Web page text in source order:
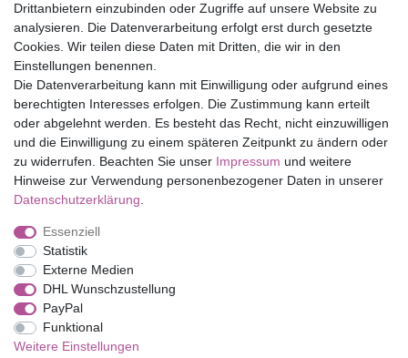
Top Marken
Eduplay
Folia Bringmann
Shop
Mein Konto
Service
Versandkosten
Impressum
Barrierefreiheitserklärung
Drittanbietern einzubinden oder Zugriffe auf unsere Website zu
analysieren. Die Datenverarbeitung erfolgt erst durch gesetzte
Cookies. Wir teilen diese Daten mit Dritten, die wir in den
Einstellungen benennen.
Die Datenverarbeitung kann mit Einwilligung oder aufgrund eines
berechtigten Interesses erfolgen. Die Zustimmung kann erteilt
oder abgelehnt werden. Es besteht das Recht, nicht einzuwilligen
und die Einwilligung zu einem späteren Zeitpunkt zu ändern oder
zu widerrufen. Beachten Sie unser Impressum und weitere
Hinweise zur Verwendung personenbezogener Daten in unserer
Daten­schutz­erklärung
Essenziell
Statistik
Externe Medien
DHL Wunschzustellung
PayPal
Funktional
Weitere Einstellungen